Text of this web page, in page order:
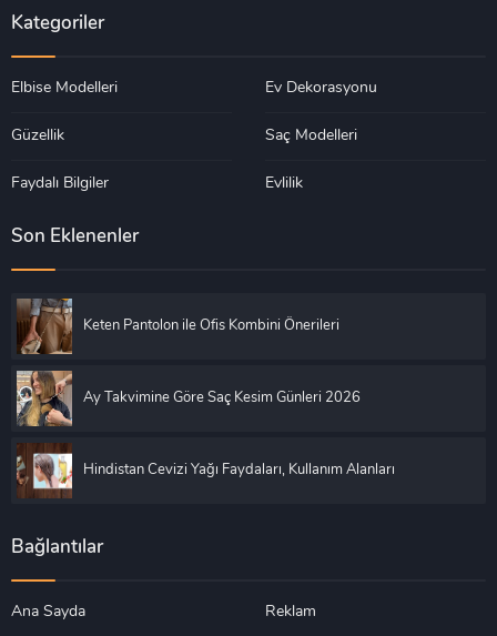
Kategoriler
Elbise Modelleri Ev Dekorasyonu
Güzellik Saç Modelleri
Faydalı Bilgiler Evlilik
Son Eklenenler
Keten Pantolon ile Ofis Kombini Önerileri
Ay Takvimine Göre Saç Kesim Günleri 2026
Hindistan Cevizi Yağı Faydaları, Kullanım Alanları
Bağlantılar
Ana Sayda Reklam